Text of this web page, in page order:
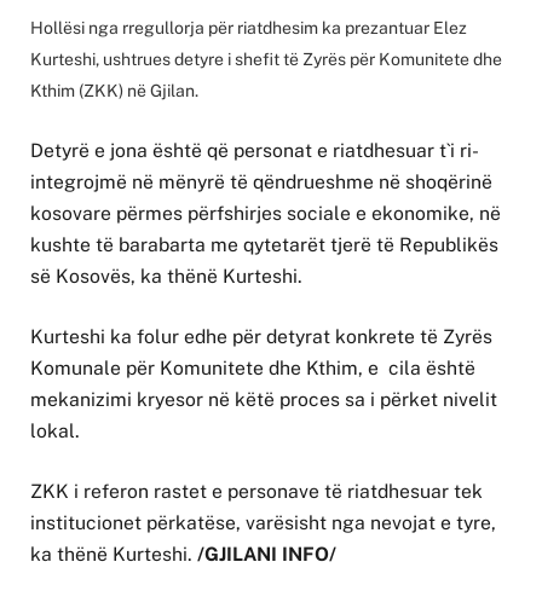
Hollësi nga rregullorja për riatdhesim ka prezantuar Elez
Kurteshi, ushtrues detyre i shefit të Zyrës për Komunitete dhe
Kthim (ZKK) në Gjilan.
Detyrë e jona është që personat e riatdhesuar t`i ri-
integrojmë në mënyrë të qëndrueshme në shoqërinë
kosovare përmes përfshirjes sociale e ekonomike, në
kushte të barabarta me qytetarët tjerë të Republikës
së Kosovës, ka thënë Kurteshi.
Kurteshi ka folur edhe për detyrat konkrete të Zyrës
Komunale për Komunitete dhe Kthim, e cila është
mekanizimi kryesor në këtë proces sa i përket nivelit
lokal.
ZKK i referon rastet e personave të riatdhesuar tek
institucionet përkatëse, varësisht nga nevojat e tyre,
ka thënë Kurteshi. /GJILANI INFO/